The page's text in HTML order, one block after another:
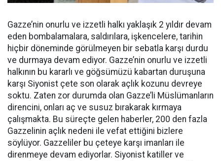
Gazze’nin onurlu ve izzetli halkı yaklaşık 2 yıldır devam
eden bombalamalara, saldırılara, işkencelere, tarihin
hiçbir döneminde görülmeyen bir sebatla karşı durdu
ve durmaya devam ediyor. Gazze’nin onurlu ve izzetli
halkının bu kararlı ve göğsümüzü kabartan duruşuna
karşı Siyonist çete son olarak açlık kozunu devreye
soktu. Zaten zor durumda olan Gazze’li Müslümanların
direncini, onları aç ve susuz bırakarak kırmaya
çalışmakta. Bu süreçte gelen haberler, 200 den fazla
Gazzelinin açlık nedeni ile vefat ettiğini bizlere
söylüyor. Gazzeliler bu çeteye karşı imanları ile
direnmeye devam ediyorlar. Siyonist katiller ve